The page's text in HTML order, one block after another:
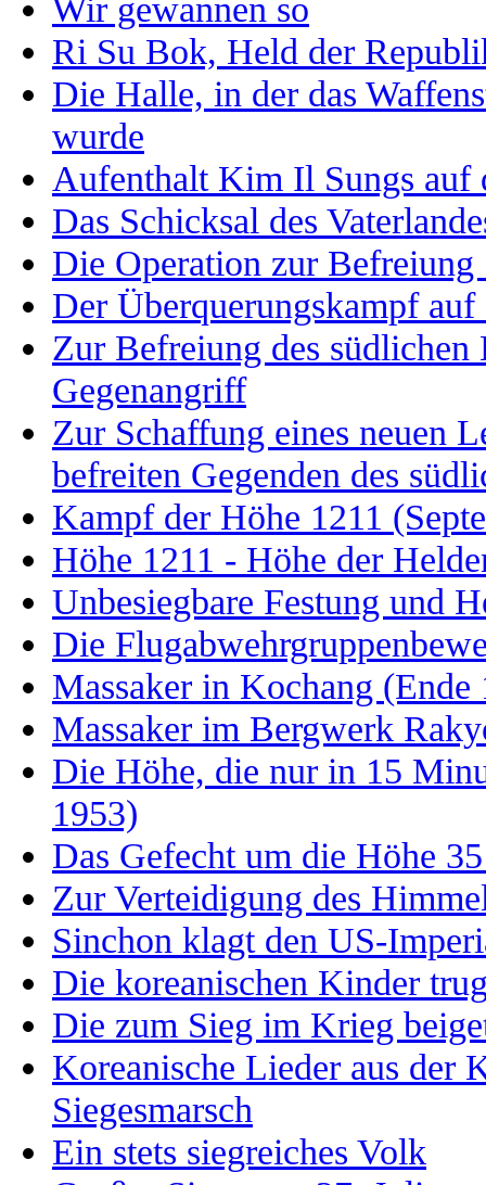
Wir gewannen so
Ri Su Bok, Held der
Die Halle, in der das
wurde
Aufenthalt Kim Il Sungs auf
Das Schicksal des
Die Operation zur Befreiung
Der Überquerungskampf
Zur Befreiung des südlichen
Gegenangriff
Zur Schaffung eines neuen
befreiten Gegenden des
Kampf der Höhe 1211
Höhe 1211 - Höhe der
Unbesiegbare Festung und
Die
Massaker in Kochang
Massaker im Bergwerk
Die Höhe, die nur in 15
1953)
Das Gefecht um die Höhe
Zur Verteidigung des
Sinchon klagt den US-
Die koreanischen Kinder
Die zum Sieg im Krieg
Koreanische Lieder aus der
Siegesmarsch
Ein stets siegreiches Volk